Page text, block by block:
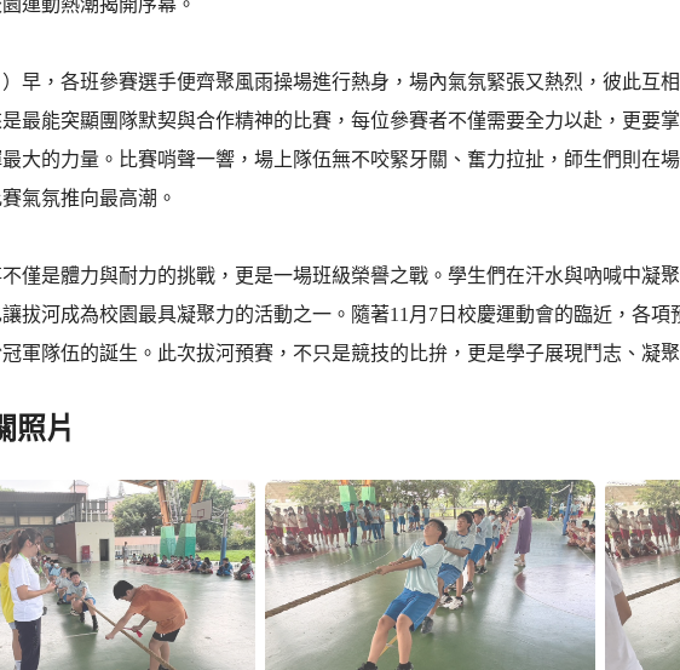
運動熱潮揭開序幕。
早，各班參賽選手便齊聚風雨操場進行熱身，場內氣氛緊張又熱烈，彼此互
最能突顯團隊默契與合作精神的比賽，每位參賽者不僅需要全力以赴，更要
大的力量。比賽哨聲一響，場上隊伍無不咬緊牙關、奮力拉扯，師生們則在
氣氛推向最高潮。
僅是體力與耐力的挑戰，更是一場班級榮譽之戰。學生們在汗水與吶喊中凝
拔河成為校園最具凝聚力的活動之一。隨著11月7日校慶運動會的臨近，各項
軍隊伍的誕生。此次拔河預賽，不只是競技的比拚，更是學子展現鬥志、凝
照片